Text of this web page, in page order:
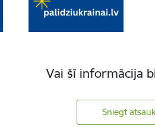
Vai šī informācija
Sniegt